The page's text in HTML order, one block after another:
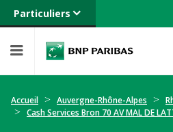
Particuliers
Banque privée
Entreprises
Accueil Auvergne-Rhône-Alpes
Cash Services Bron 70 AV MAL DE